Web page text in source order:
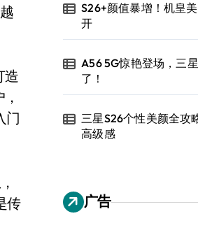
造
门
传
S26+颜值暴增！机皇
开
A56 5G惊艳登场，三
了！
三星S26个性美颜全攻
高级感
广告